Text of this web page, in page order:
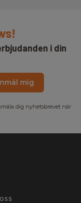
i din
mig
dig nyhetsbrevet när